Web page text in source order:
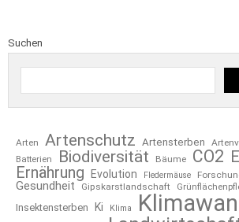
Suchen
Arten Artenschutz Artensterben
Batterien
Biodiversität Bäume CO2
Ernährung
Evolution Fledermäuse
Gesundheit Gipskarstlandschaft
Insektensterben Ki Klima